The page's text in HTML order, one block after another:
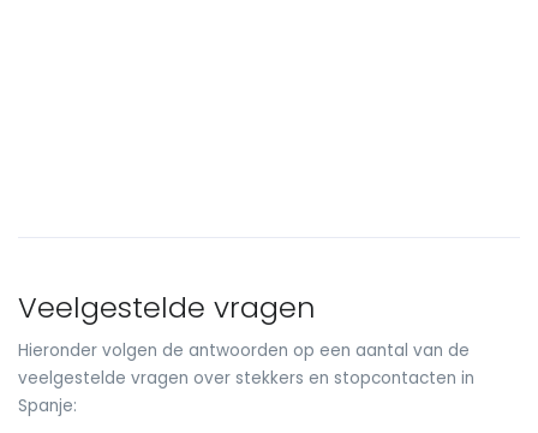
Veelgestelde vragen
Hieronder volgen de antwoorden op een aantal van de
veelgestelde vragen over stekkers en stopcontacten in
Spanje: